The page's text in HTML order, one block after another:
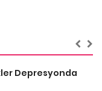
Depresyonda